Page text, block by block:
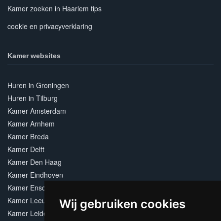
Wij gebruiken cookies
Kamer zoeken in Haarlem tips
cookie en privacyverklaring
Kamer websites
Huren in Groningen
Huren in Tilburg
Kamer Amsterdam
Kamer Arnhem
Kamer Breda
Kamer Delft
Kamer Den Haag
Kamer Eindhoven
Kamer Enschede
Kamer Leeuwarden
Kamer Leiden